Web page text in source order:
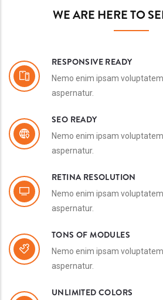
WE ARE HERE TO
RESPONSIVE READY
Nemo enim ipsam
aspernatur.
SEO READY
Nemo enim ipsam
aspernatur.
RETINA RESOLUTION
Nemo enim ipsam
aspernatur.
TONS OF MODULES
Nemo enim ipsam
aspernatur.
UNLIMITED COLORS